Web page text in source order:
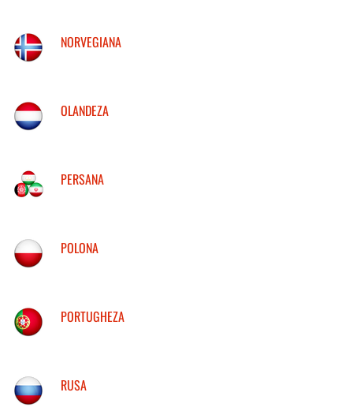
NORVEGIANA
OLANDEZA
PERSANA
POLONA
PORTUGHEZA
RUSA